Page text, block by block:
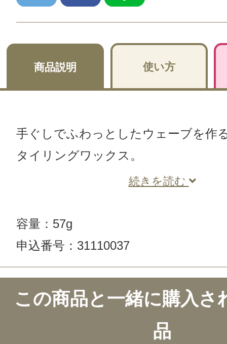
商品説明 使い方
手ぐしでふわっとしたウェーブを作
タイリングワックス。
続きを読む
容量：57g
申込番号：31110037
この商品と一緒に購入さ
品